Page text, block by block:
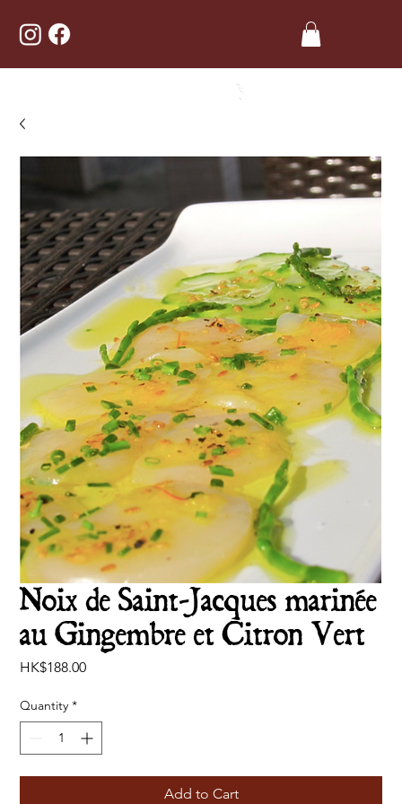
Noix de Saint-Jacques marinée
au Gingembre et Citron Vert
HK$188.00Price
Quantity *
Add to Cart